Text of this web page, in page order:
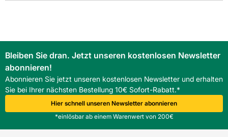
Bleiben Sie dran. Jetzt unseren kostenlosen Newsletter
abonnieren!
Abonnieren Sie jetzt unseren kostenlosen Newsletter und erhalten
Sie bei Ihrer nächsten Bestellung 10€ Sofort-Rabatt.*
Hier schnell unseren Newsletter abonnieren
*einlösbar ab einem Warenwert von 200€